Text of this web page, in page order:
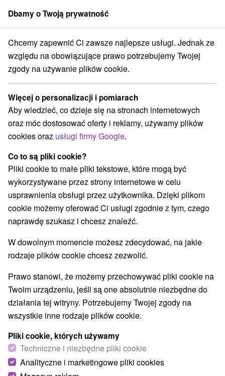
członek grupySorger
Penzióny Stredné Slovensko Žilinský kraj Kráľova Lehota
Najlepsze opinie penzióny Kráľova
Lehota
Kategorie
Wszystkie kategorie
Drevenice(1)
Wybierz lokalizację lub datę
NAJTAŃSZE NAJDROŻSZE NA PODSTAWIE OCENY
Dbamy o Twoją prywatność
Chcemy zapewnić Ci zawsze najlepsze usługi. Jednak ze
względu na obowiązujące prawo potrzebujemy Twojej
zgody na używanie plików cookie.
Więcej o personalizacji i pomiarach
Aby wiedzieć, co dzieje się na stronach internetowych
oraz móc dostosować oferty i reklamy, używamy plików
cookies oraz usługi firmy Google.
Co to są pliki cookie?
Pliki cookie to małe pliki tekstowe, które mogą być
wykorzystywane przez strony internetowe w celu
usprawnienia obsługi przez użytkownika. Dzięki plikom
cookie możemy oferować Ci usługi zgodnie z tym, czego
naprawdę szukasz i chcesz znaleźć.
W dowolnym momencie możesz zdecydować, na jakie
rodzaje plików cookie chcesz zezwolić.
Prawo stanowi, że możemy przechowywać pliki cookie na
Twoim urządzeniu, jeśli są one absolutnie niezbędne do
działania tej witryny. Potrzebujemy Twojej zgody na
wszystkie inne rodzaje plików cookie.
Pliki cookie, których używamy
Techniczne i niezbędne pliki cookie
Analityczne i marketingowe pliki cookies